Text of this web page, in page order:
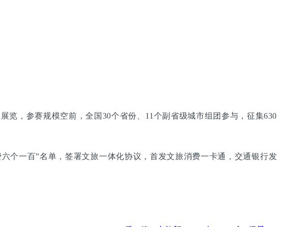
，参赛规模空前，全国30个省份、11个副省级城市组团参与，征集630
一百”名单，签署文旅一体化协议，首发文旅消费一卡通，交通银行发